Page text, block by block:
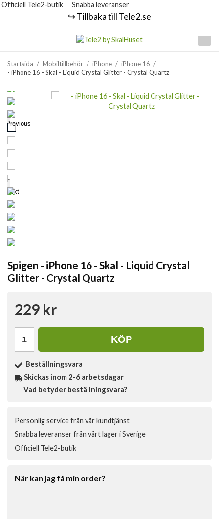
Officiell Tele2-butik Snabba leveranser
↪️ Tillbaka till Tele2.se
Startsida / Mobiltillbehör / iPhone / iPhone 16 /
- iPhone 16 - Skal - Liquid Crystal Glitter - Crystal Quartz
Previous
Next
Spigen - iPhone 16 - Skal - Liquid Crystal
Glitter - Crystal Quartz
229 kr
KÖP
Beställningsvara
Skickas inom 2-6 arbetsdagar
Vad betyder beställningsvara?
Personlig service från vår kundtjänst
Snabba leveranser från vårt lager i Sverige
Officiell Tele2-butik
När kan jag få min order?